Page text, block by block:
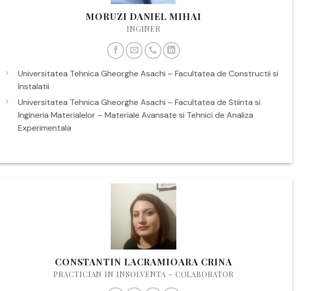
MORUZI DANIEL MIHAI
INGINER
Universitatea Tehnica Gheorghe Asachi – Facultatea de Constructii si
lnstalatii
Universitatea Tehnica Gheorghe Asachi – Facultatea de Stiinta si
Ingineria Materialelor – Materiale Avansate si Tehnici de Analiza
Experimentala
CONSTANTIN LACRAMIOARA CRINA
PRACTICIAN IN INSOLVENTA - COLABORATOR